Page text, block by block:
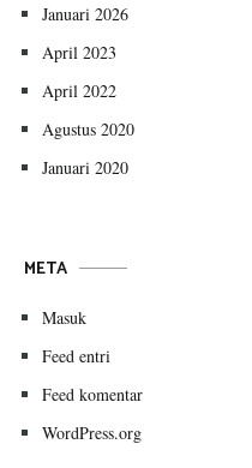
Januari 2026
April 2023
April 2022
Agustus 2020
Januari 2020
META
Masuk
Feed entri
Feed komentar
WordPress.org